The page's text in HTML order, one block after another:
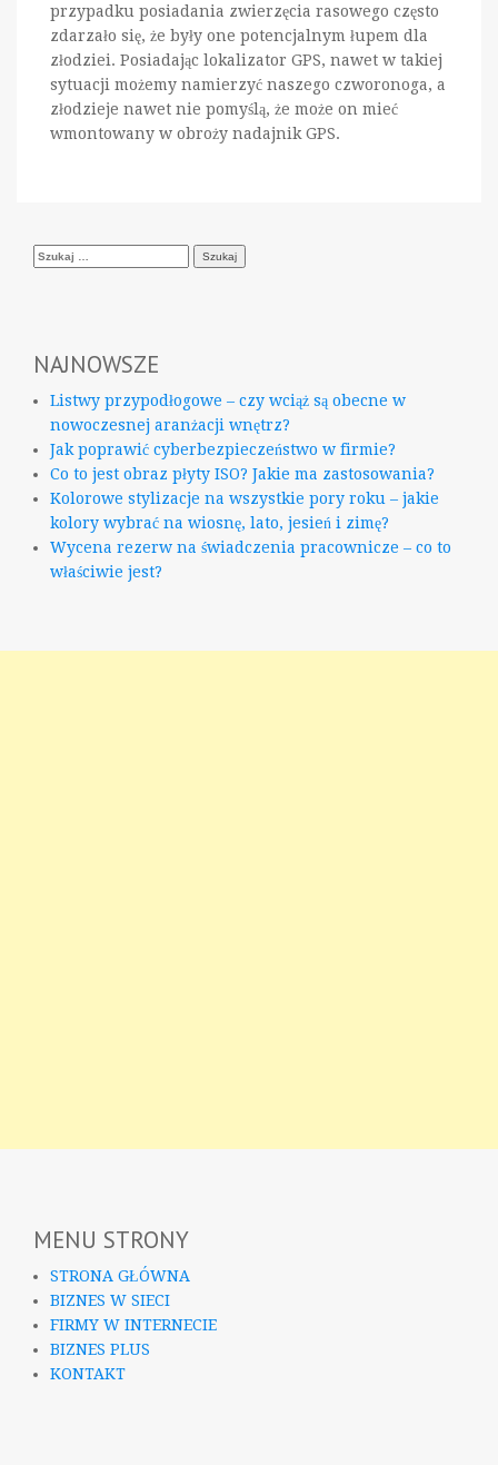
przypadku posiadania zwierzęcia rasowego często
zdarzało się, że były one potencjalnym łupem dla
złodziei. Posiadając lokalizator GPS, nawet w takiej
sytuacji możemy namierzyć naszego czworonoga, a
złodzieje nawet nie pomyślą, że może on mieć
wmontowany w obroży nadajnik GPS.
Szukaj:
NAJNOWSZE
Listwy przypodłogowe – czy wciąż są obecne w
nowoczesnej aranżacji wnętrz?
Jak poprawić cyberbezpieczeństwo w firmie?
Co to jest obraz płyty ISO? Jakie ma zastosowania?
Kolorowe stylizacje na wszystkie pory roku – jakie
kolory wybrać na wiosnę, lato, jesień i zimę?
Wycena rezerw na świadczenia pracownicze – co to
właściwie jest?
MENU STRONY
STRONA GŁÓWNA
BIZNES W SIECI
FIRMY W INTERNECIE
BIZNES PLUS
KONTAKT